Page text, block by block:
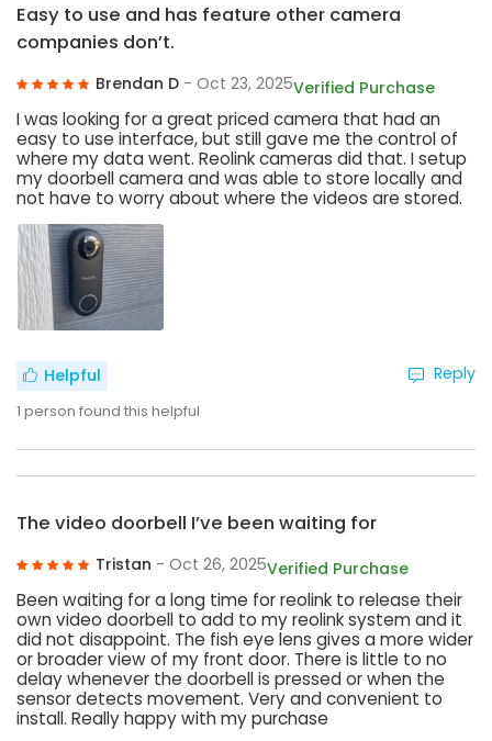
Easy to use and has feature other camera
companies don’t.
Brendan D - Oct 23, 2025Verified Purchase
I was looking for a great priced camera that had an
easy to use interface, but still gave me the control of
where my data went. Reolink cameras did that. I setup
my doorbell camera and was able to store locally and
not have to worry about where the videos are stored.
Helpful
1 person found this helpful
Reply
The video doorbell I’ve been waiting for
Tristan - Oct 26, 2025Verified Purchase
Been waiting for a long time for reolink to release their
own video doorbell to add to my reolink system and it
did not disappoint. The fish eye lens gives a more wider
or broader view of my front door. There is little to no
delay whenever the doorbell is pressed or when the
sensor detects movement. Very and convenient to
install. Really happy with my purchase